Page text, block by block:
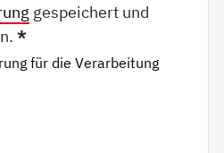
gespeichert und
*
für die Verarbeitung